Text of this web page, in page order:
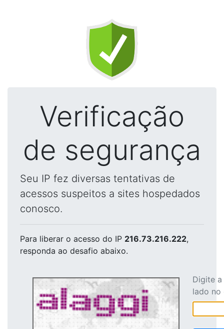
Verificação
de segurança
Seu IP fez diversas tentativas de
acessos suspeitos a sites hospedados
conosco.
Para liberar o acesso do IP 216.73.216.222,
responda ao desafio abaixo.
Digite
lado no